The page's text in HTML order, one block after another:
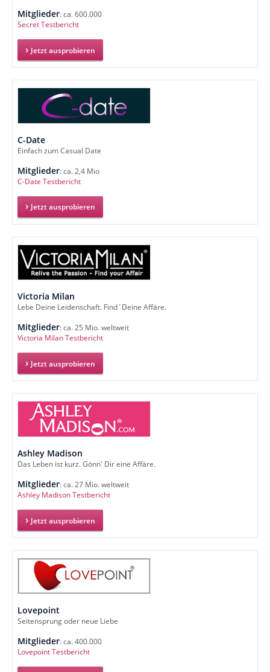
Mitglieder: ca. 600.000
Secret Testbericht
Jetzt ausprobieren
C-Date
Einfach zum Casual Date
Mitglieder: ca. 2,4 Mio
C-Date Testbericht
Jetzt ausprobieren
Victoria Milan
Lebe Deine Leidenschaft. Find´Deine Affäre.
Mitglieder: ca. 25 Mio. weltweit
Victoria Milan Testbericht
Jetzt ausprobieren
Ashley Madison
Das Leben ist kurz. Gönn' Dir eine Affäre.
Mitglieder: ca. 27 Mio. weltweit
Ashley Madison Testbericht
Jetzt ausprobieren
Lovepoint
Seitensprung oder neue Liebe
Mitglieder: ca. 400.000
Lovepoint Testbericht